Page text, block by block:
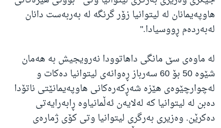
هاوپەیمانان لە لیتوانیا زۆر گرنگە لە بەربەست دانان
لەبەردەم ڕووسیادا."
لە ماوەی سێ مانگی داهاتوودا نەرویجیش بە هەمان
شێوە 50 بۆ 60 سەرباز ڕەوانەی لیتوانیا دەکات و
لەچوارچێوەی هێزە شەڕکەرەکانی هاوپەیمانێتی ناتۆدا
دەبن لە لیتوانیا کە لەلایەن ئەڵمانیاوە ڕابەرایەتی
دەکرێن. وەزیری بەرگری لیتوانیا وتی کۆی ژمارەی